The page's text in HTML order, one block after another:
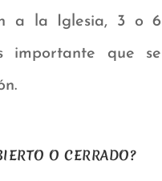
a la Iglesia, 3 o 6
importante que se
O CERRADO?